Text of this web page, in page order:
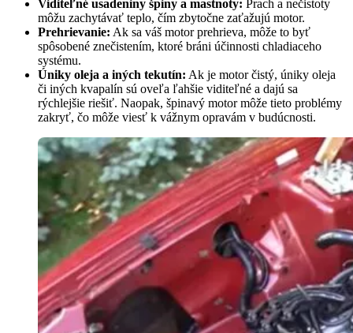
Viditeľné usadeniny špiny a mastnoty: Prach a nečistoty
môžu zachytávať teplo, čím zbytočne zaťažujú motor.
Prehrievanie: Ak sa váš motor prehrieva, môže to byť
spôsobené znečistením, ktoré bráni účinnosti chladiaceho
systému.
Úniky oleja a iných tekutín: Ak je motor čistý, úniky oleja
či iných kvapalín sú oveľa ľahšie viditeľné a dajú sa
rýchlejšie riešiť. Naopak, špinavý motor môže tieto problémy
zakryť, čo môže viesť k vážnym opravám v budúcnosti.